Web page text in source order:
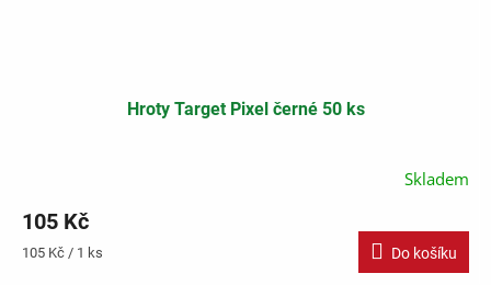
Hroty Target Pixel černé 50 ks
Skladem
105 Kč
Měrná
105 Kč / 1 ks Do košíku